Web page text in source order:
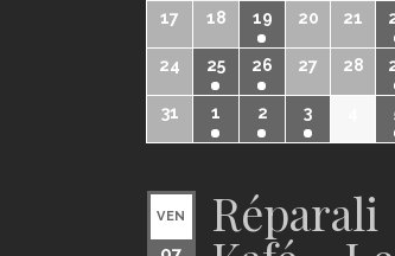
17 18 19 20 21
24 25 26 27 28
31 1 2 3
VEN Réparali